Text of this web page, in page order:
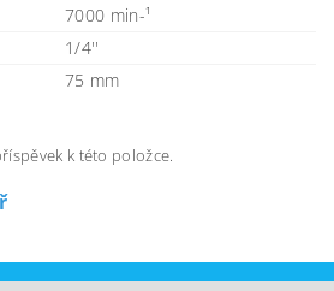
7000 min-¹
1/4''
75 mm
k této položce.